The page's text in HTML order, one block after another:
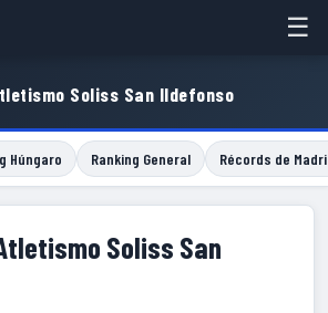
☰
Soliss San Ildefonso
Húngaro Ranking General Récords de
Soliss San